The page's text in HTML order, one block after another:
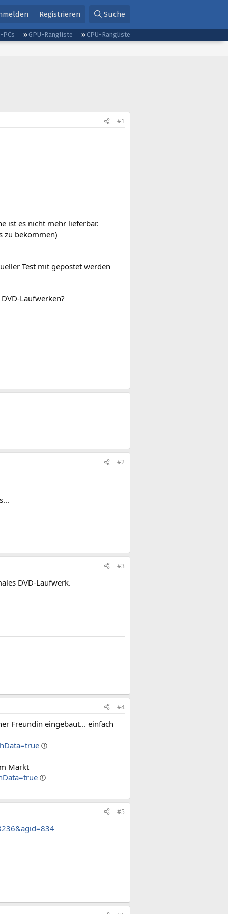
Registrieren Suche
PCs GPU-Rangliste
CPU-Rangliste
#1
ist es nicht mehr lieferbar.
zu bekommen)
Test mit gepostet werden
Laufwerken?
#2
#3
DVD-Laufwerk.
#4
Freundin eingebaut... einfach
Markt
#5